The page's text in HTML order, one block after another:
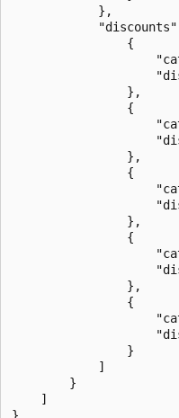
            },
                {
                },
                {
                },
                {
                },
                {
                },
                {
                }
            ]
        }
    ]